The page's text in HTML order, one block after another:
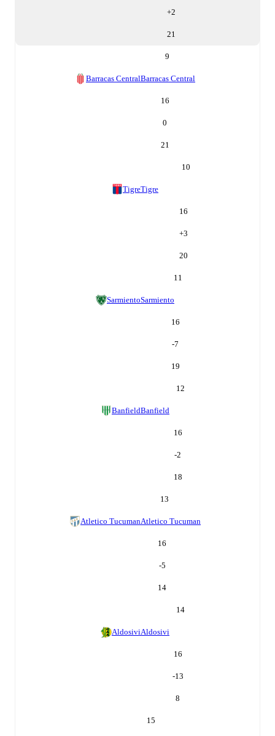
+2
21
9
Barracas CentralBarracas Central
16
0
21
10
TigreTigre
16
+3
20
11
SarmientoSarmiento
16
-7
19
12
BanfieldBanfield
16
-2
18
13
Atletico TucumanAtletico Tucuman
16
-5
14
14
AldosiviAldosivi
16
-13
8
15